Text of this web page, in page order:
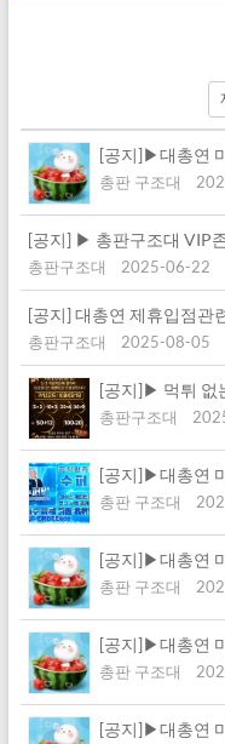
[공지]▶대총연
총판 구조대
[공지] ▶ 총판구조대 VIP
총판구조대 2025-06-22
[공지] 대총연 제휴입점관
총판구조대 2025-08-05
[공지]▶ 먹튀 없
총판구조대
[공지]▶대총연
총판 구조대
[공지]▶대총연
총판 구조대
[공지]▶대총연
총판 구조대
[공지]▶대총연